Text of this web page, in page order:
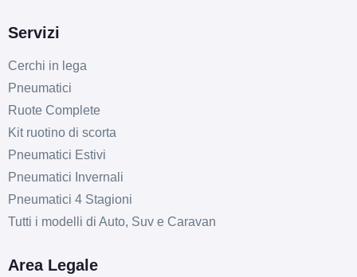
Servizi
Cerchi in lega
Pneumatici
Ruote Complete
Kit ruotino di scorta
Pneumatici Estivi
Pneumatici Invernali
Pneumatici 4 Stagioni
Tutti i modelli di Auto, Suv e Caravan
Area Legale